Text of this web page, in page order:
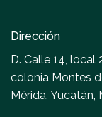
Dirección
D. Calle 14, local
colonia Montes
Mérida, Yucatán,